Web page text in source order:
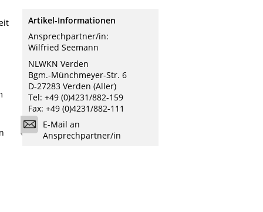
Artikel-Informationen
Ansprechpartner/in:
Wilfried Seemann
NLWKN Verden
Bgm.-Münchmeyer-Str. 6
D-27283 Verden (Aller)
Tel: +49 (0)4231/882-159
Fax: +49 (0)4231/882-111
E-Mail an
Ansprechpartner/in